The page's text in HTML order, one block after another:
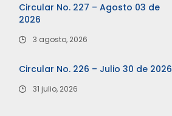
Circular No. 227 – Agosto 03 de
2026
3 agosto, 2026
Circular No. 226 – Julio 30 de 2026
31 julio, 2026